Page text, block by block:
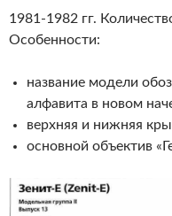
1981-1982 гг.
Особенности:
название модели
алфавита в новом
верхняя и нижняя
основной объектив